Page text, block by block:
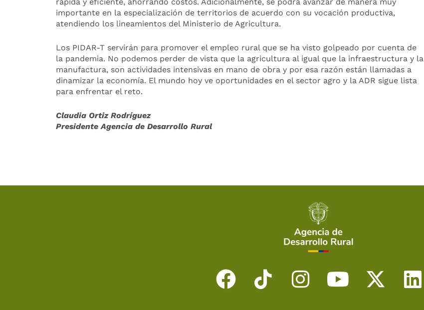
rápida y eficiente, ahorrando costos. Adicionalmente, se podrá avanzar de manera muy
importante en la especialización de territorios de acuerdo con su vocación productiva,
atendiendo los lineamientos del Ministerio de Agricultura.
Los PIDAR-T servirán para promover el empleo rural que se ha visto golpeado por cuenta de
la pandemia. No podemos perder de vista que la agricultura al igual que la infraestructura y la
manufactura, son actividades intensivas en mano de obra y por esa razón están llamadas a
dinamizar la economía. El mundo hoy ve oportunidades en el sector agro y la ADR sigue lista
para enfrentar el reto.
Claudia Ortiz Rodríguez
Presidente Agencia de Desarrollo Rural
F
T
I
Y
X
L